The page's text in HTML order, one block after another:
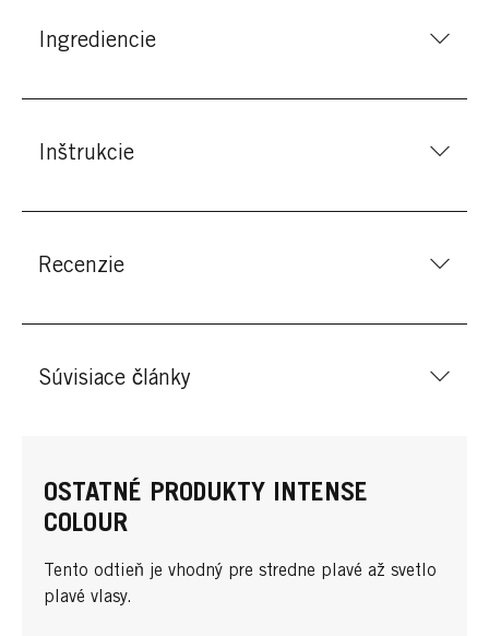
Ingrediencie
Inštrukcie
Recenzie
Súvisiace články
OSTATNÉ PRODUKTY INTENSE
COLOUR
Tento odtieň je vhodný pre stredne plavé až svetlo
plavé vlasy.